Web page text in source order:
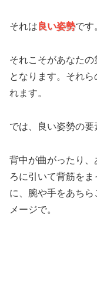
それは 良い姿勢です
それこそがあなた
となります。それ
れます。
では、良い姿勢の要
背中が曲がったり
ろに引いて背筋を
に、腕や手をあち
メージで。